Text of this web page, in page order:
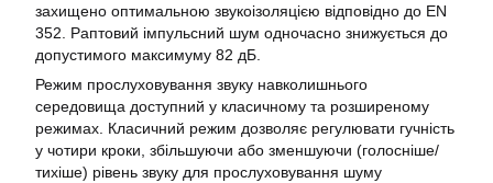
захищено оптимальною звукоізоляцією відповідно до EN
352. Раптовий імпульсний шум одночасно знижується до
допустимого максимуму 82 дБ.
Режим прослуховування звуку навколишнього
середовища доступний у класичному та розширеному
режимах. Класичний режим дозволяє регулювати гучність
у чотири кроки, збільшуючи або зменшуючи (голосніше/
тихіше) рівень звуку для прослуховування шуму